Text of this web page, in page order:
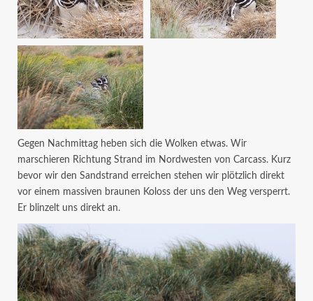
Gegen Nachmittag heben sich die Wolken etwas. Wir
marschieren Richtung Strand im Nordwesten von Carcass. Kurz
bevor wir den Sandstrand erreichen stehen wir plötzlich direkt
vor einem massiven braunen Koloss der uns den Weg versperrt.
Er blinzelt uns direkt an.